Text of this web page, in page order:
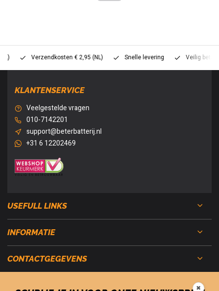
Verzendkosten € 2,95 (NL) Snelle levering Veilig betalen
KLANTENSERVICE
Veelgestelde vragen
010-7142201
support@beterbatterij.nl
+31 6 12202469
USEFULL LINKS
INFORMATIE
CONTACTGEGEVENS
✖